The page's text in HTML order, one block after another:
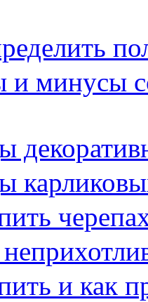
и минусы
и как